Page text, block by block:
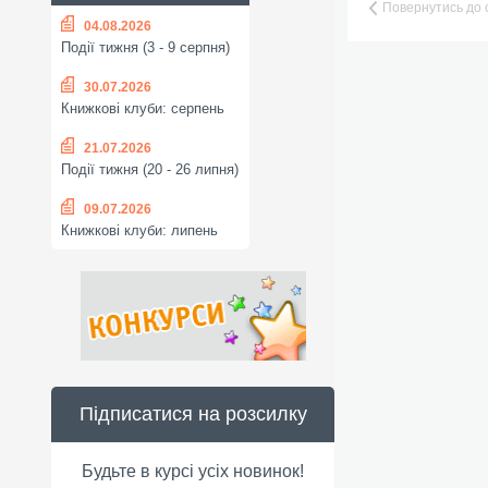
04.08.2026
Події тижня (3 - 9 серпня)
30.07.2026
Книжкові клуби: серпень
21.07.2026
Події тижня (20 - 26 липня)
09.07.2026
Книжкові клуби: липень
Підписатися на розсилку
Будьте в курсі усіх новинок!
Повернутись до